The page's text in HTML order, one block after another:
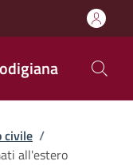
civile /
all'estero